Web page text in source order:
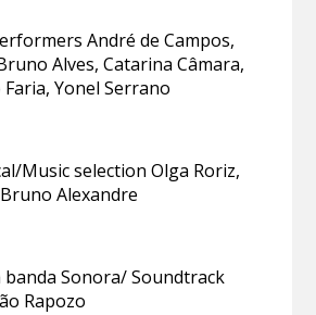
André de Campos,
Alves, Catarina Câmara,
Yonel Serrano
Music selection Olga Roriz,
Alexandre
banda Sonora/ Soundtrack
Rapozo